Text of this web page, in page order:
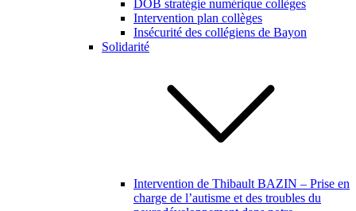
DOB stratégie numérique collèges
Intervention plan collèges
Insécurité des collégiens de Bayon
Solidarité
Intervention de Thibault BAZIN – Prise en
charge de l’autisme et des troubles du